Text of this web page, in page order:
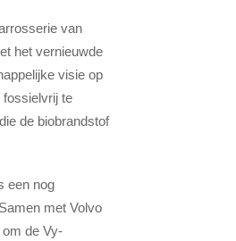
van
het vernieuwde
visie op
fossielvrij te
de biobrandstof
een nog
met Volvo
de Vy-